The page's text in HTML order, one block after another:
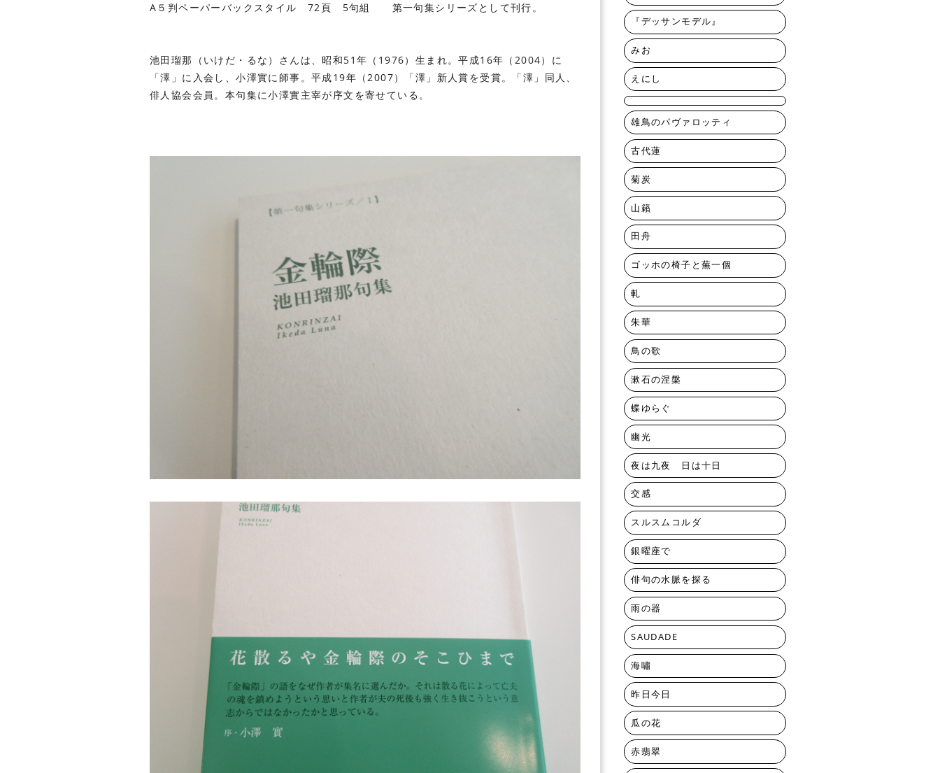
A５判ペーパーバックスタイル 72頁 5句組 第一句集シリーズとして刊行。
池田瑠那（いけだ・るな）さんは、昭和51年（1976）生まれ。平成16年（2004）に
「澤」に入会し、小澤實に師事。平成19年（2007）「澤」新人賞を受賞。「澤」同人、
俳人協会会員。本句集に小澤實主宰が序文を寄せている。
『デッサンモデル』
みお
えにし
雄鳥のパヴァロッティ
古代蓮
菊炭
山籟
田舟
ゴッホの椅子と蕪一個
軋
朱華
鳥の歌
漱石の涅槃
蝶ゆらぐ
幽光
夜は九夜 日は十日
交感
スルスムコルダ
銀曜座で
俳句の水脈を探る
雨の器
SAUDADE
海嘯
昨日今日
瓜の花
赤翡翠